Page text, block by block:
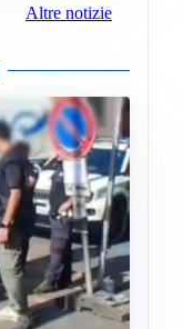
Altre notizie